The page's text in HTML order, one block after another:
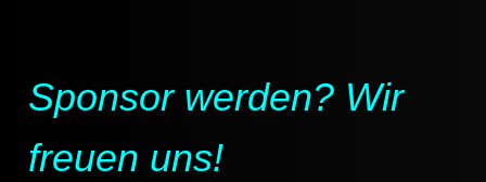
Sponsor werden? Wir
freuen uns!